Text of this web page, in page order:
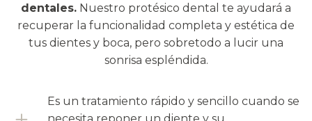
dentales. Nuestro protésico dental te ayudará a
recuperar la funcionalidad completa y estética de
tus dientes y boca, pero sobretodo a lucir una
sonrisa espléndida.
Es un tratamiento rápido y sencillo cuando se